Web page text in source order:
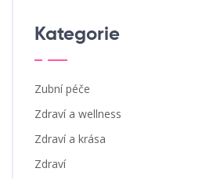
Kategorie
Zubní péče
Zdraví a wellness
Zdraví a krása
Zdraví